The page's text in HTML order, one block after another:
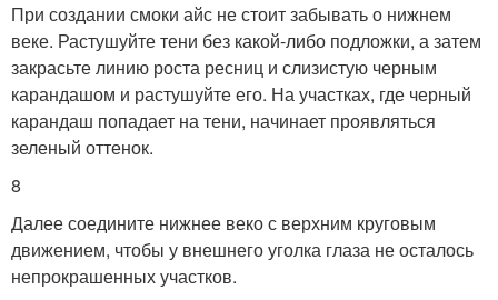
При создании смоки айс не стоит забывать о нижнем
веке. Растушуйте тени без какой-либо подложки, а затем
закрасьте линию роста ресниц и слизистую черным
карандашом и растушуйте его. На участках, где черный
карандаш попадает на тени, начинает проявляться
зеленый оттенок.
8
Далее соедините нижнее веко с верхним круговым
движением, чтобы у внешнего уголка глаза не осталось
непрокрашенных участков.